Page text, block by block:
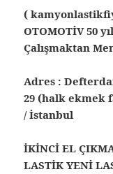
(
OTOMOTİV 50
Çalışmaktan
Adres :
29 (halk ekmek
/ İstanbul
İKİNCİ EL
LASTİK YENİ